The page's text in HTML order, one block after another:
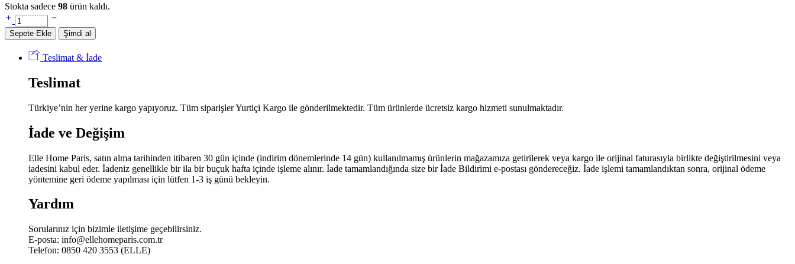
Stokta sadece 98 ürün kaldı.
Elle
Home
Always
Örtüsü
Hardal
Sepete Ekle Şimdi al
Teslimat & İade
Teslimat
Türkiye’nin her yerine kargo yapıyoruz. Tüm siparişler Yurtiçi Kargo ile gönderilmektedir. Tüm ürünlerde ücretsiz kargo hizmeti sunulmaktadır.
İade ve Değişim
Elle Home Paris, satın alma tarihinden itibaren 30 gün içinde (indirim dönemlerinde 14 gün) kullanılmamış ürünlerin mağazamıza getirilerek veya kargo ile orijinal faturasıyla birlikte değiştirilmesini veya
iadesini kabul eder. İadeniz genellikle bir ila bir buçuk hafta içinde işleme alınır. İade tamamlandığında size bir İade Bildirimi e-postası göndereceğiz. İade işlemi tamamlandıktan sonra, orijinal ödeme
yöntemine geri ödeme yapılması için lütfen 1-3 iş günü bekleyin.
Yardım
Sorularınız için bizimle iletişime geçebilirsiniz.
E-posta: info@ellehomeparis.com.tr
Telefon: 0850 420 3553 (ELLE)